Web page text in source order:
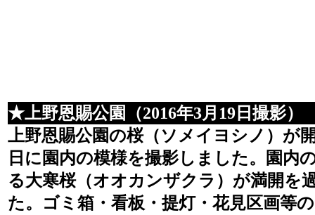
★上野恩賜公園（2016年3月19日撮影）
上野恩賜公園の桜（ソメイヨシノ）が
日に園内の模様を撮影しました。園内
る大寒桜（オオカンザクラ）が満開を
た。ゴミ箱・看板・提灯・花見区画等